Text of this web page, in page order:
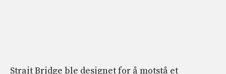
Strait Bridge ble designet for å motstå et